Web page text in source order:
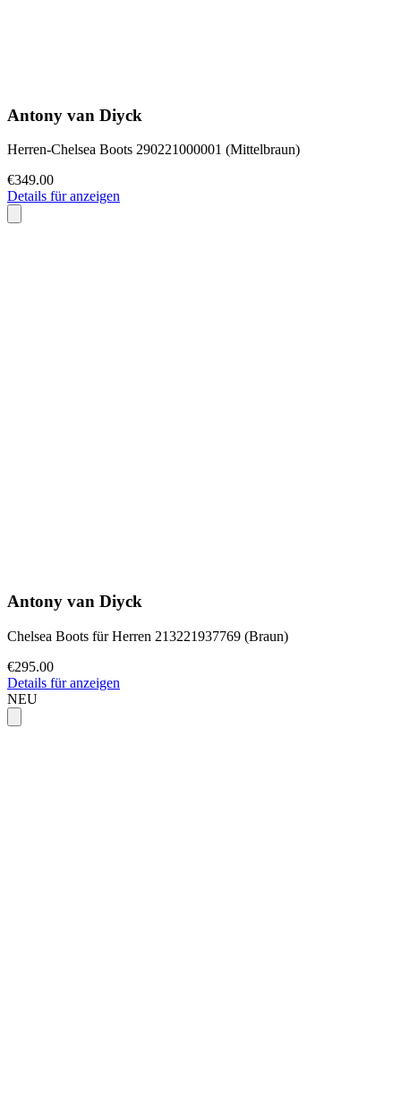
Antony van Diyck
Herren-Chelsea Boots 290221000001 (Mittelbraun)
€349.00
Details für anzeigen
Antony van Diyck
Chelsea Boots für Herren 213221937769 (Braun)
€295.00
Details für anzeigen
NEU